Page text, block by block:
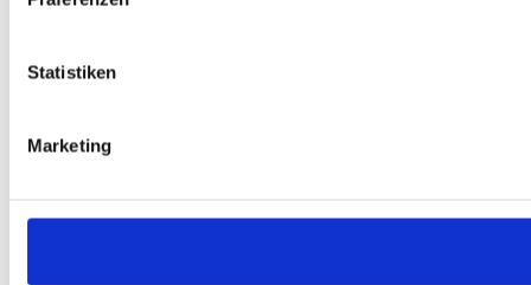
Statistiken
Marketing